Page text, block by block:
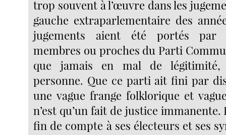
trop souvent à l’œuvre dans les
gauche extraparlementaire des
jugements aient été portés par
membres ou proches du Parti
que jamais en mal de légitimité,
personne. Que ce parti ait fini par
une vague frange folklorique et
n’est qu’un fait de justice
fin de compte à ses électeurs et ses